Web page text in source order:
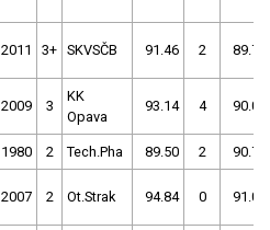
2011 3+ SKVSČB 91.46 2 89.70
2009 3
KK
Opava
93.14 4 90.09
1980 2 Tech.Pha 89.50 2 90.77
2007 2 Ot.Strak 94.84 0 91.03